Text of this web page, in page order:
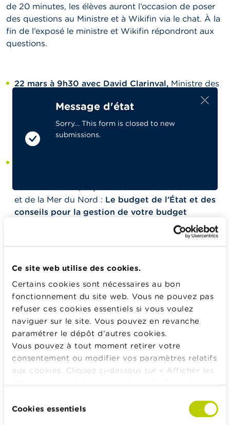
Ce site web utilise des cookies.
Certains cookies sont nécessaires au bon
fonctionnement du site web. Vous ne pouvez pas
refuser ces cookies essentiels si vous voulez
naviguer sur le site. Vous pouvez en revanche
paramétrer le dépôt d’autres cookies.
Vous pouvez à tout moment retirer votre
consentement ou modifier vos paramètres relatifs
aux cookies. Cliquez ci-dessous sur « Afficher les
consultable dans son intégralité
duCookies essentiels
de 20 minutes, les élèves auront l’occasion de poser
des questions au Ministre et à Wikifin via le chat. À la
fin de l’exposé le ministre et Wikifin répondront aux
questions.
22 mars à 9h30 avec David Clarinval, Ministre des
Classes moyennes, des Indépendants, des PME et
de l’Agriculture et des Réformes
institutionnelles :Quelle est la différence entre le
statut d’indépendant en individuel et en
société ?
consommateurs, adjointe au Ministre de la Justice
et de la Mer du Nord : Le budget de l’État et des
conseils pour la gestion de votre budget
23 mars à 15h20 avec Alexander De Croo, Premier
Du troc au bitcoin : l’évolution des
toujours plus digitale
24 mars à 9h00 avec Karine Lalieux , Ministre des
Pensions et de l’Intégration sociale, chargée des
Personnes handicapées, de la Lutte contre la
pauvreté et de Beliris :Le fonctionnement de la
sécurité sociale
25 mars à 14h45 avec Pierre-Yves Dermagne,
Vice-Premier Ministre et Ministre de l’Economie et
du Travail : Le marché du travail et les métiers
d’avenir
25 mars à 9h30 avec Vincent Van Peteghem,
Vice-Premier Ministre et Ministre des Finances,
Message d'état
Sorry… This form is closed to new
submissions.